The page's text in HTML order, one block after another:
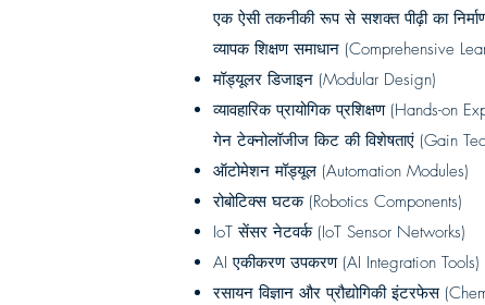
एक ऐसी तकनीकी रूप से सशक्त पीढ़ी का
व्यापक शिक्षण समाधान (Comprehensive
मॉड्यूलर डिजाइन (Modular Design)
व्यावहारिक प्रायोगिक प्रशिक्षण (Hands-on
गेन टेक्नोलॉजीज किट की विशेषताएं (Gain
ऑटोमेशन मॉड्यूल (Automation Modules)
रोबोटिक्स घटक (Robotics Components)
IoT सेंसर नेटवर्क (IoT Sensor Networks)
AI एकीकरण उपकरण (AI Integration Tools)
रसायन विज्ञान और प्रौद्योगिकी इंटरफेस